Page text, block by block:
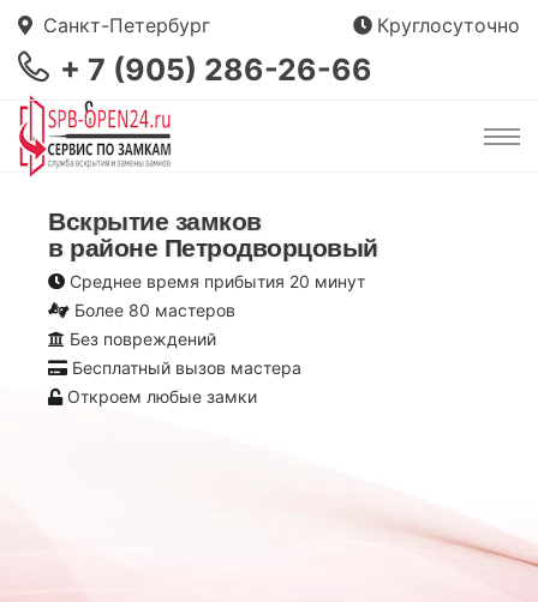
Санкт-Петербург Круглосуточно
+ 7 (905) 286-26-66
Вскрытие замков
в районе Петродворцовый
Среднее время прибытия 20 минут
Более 80 мастеров
Без повреждений
Бесплатный вызов мастера
Откроем любые замки